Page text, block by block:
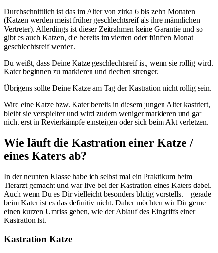
Durchschnittlich ist das im Alter von zirka 6 bis zehn Monaten
(Katzen werden meist früher geschlechtsreif als ihre männlichen
Vertreter). Allerdings ist dieser Zeitrahmen keine Garantie und so
gibt es auch Katzen, die bereits im vierten oder fünften Monat
geschlechtsreif werden.
Du weißt, dass Deine Katze geschlechtsreif ist, wenn sie rollig wird.
Kater beginnen zu markieren und riechen strenger.
Übrigens sollte Deine Katze am Tag der Kastration nicht rollig sein.
Wird eine Katze bzw. Kater bereits in diesem jungen Alter kastriert,
bleibt sie verspielter und wird zudem weniger markieren und gar
nicht erst in Revierkämpfe einsteigen oder sich beim Akt verletzen.
Wie läuft die Kastration einer Katze /
eines Katers ab?
In der neunten Klasse habe ich selbst mal ein Praktikum beim
Tierarzt gemacht und war live bei der Kastration eines Katers dabei.
Auch wenn Du es Dir vielleicht besonders blutig vorstellst – gerade
beim Kater ist es das definitiv nicht. Daher möchten wir Dir gerne
einen kurzen Umriss geben, wie der Ablauf des Eingriffs einer
Kastration ist.
Kastration Katze